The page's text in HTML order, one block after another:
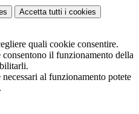
Accetta tutti i cookies
quali cookie consentire.
il funzionamento della
al funzionamento potete
.